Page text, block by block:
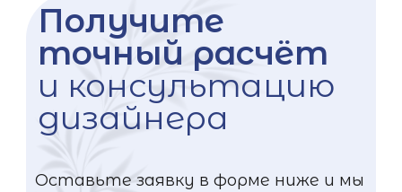
Получите
точный расчёт
и консультацию
дизайнера
Оставьте заявку в форме ниже и мы